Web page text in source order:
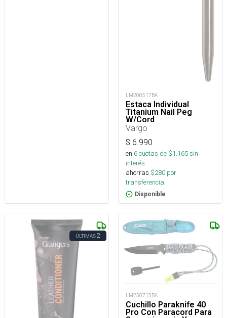
LM200517BA
Estaca Individual
Titanium Nail Peg
W/Cord
Vargo
$ 6.990
en 6cuotas de $1.165sin
interés
ahorras $280 por
transferencia.
Disponible
ÚLTIMAS2
LM250715BA
Cuchillo Paraknife 40
Pro Con Paracord Para